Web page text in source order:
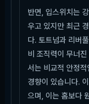
반면, 입스위치는
우고 있지만 최근
다. 토트넘과 리버
비 조직력이 무너
서는 비교적 안정
경향이 있습니다.
으며, 이는 홈보다